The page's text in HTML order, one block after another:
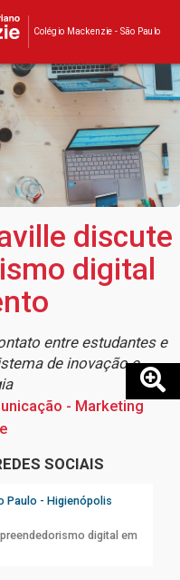
Colégio Mackenzie - São Paulo
discute
digital
entre estudantes e
de inovação e
- Marketing
SOCIAIS
Paulo - Higienópolis
digital em